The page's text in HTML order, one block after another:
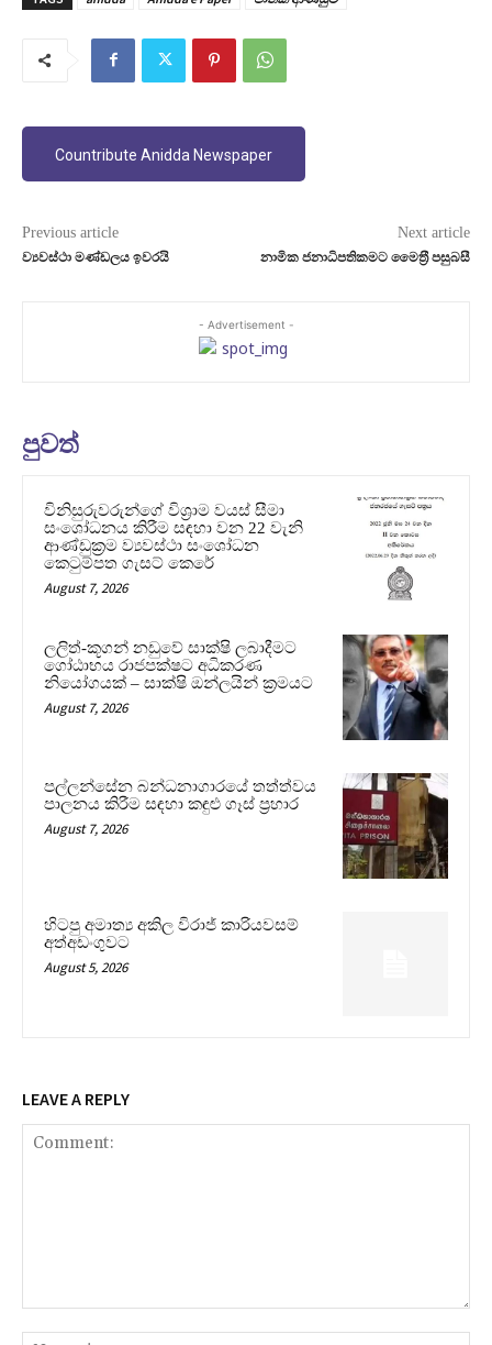
Countribute Anidda Newspaper
Previous article
ව්‍යවස්ථා මණ්ඩලය ඉවරයි
Next article
නාමික ජනාධිපතිකමට මෛත‍්‍රී පසුබසී
- Advertisement -
පුවත්
විනිසුරුවරුන්ගේ විශ්‍රාම වයස් සීමා
සංශෝධනය කිරීම සඳහා වන 22 වැනි
ආණ්ඩුක්‍රම ව්‍යවස්ථා සංශෝධන
කෙටුම්පත ගැසට් කෙරේ
August 7, 2026
ලලිත්-කූගන් නඩුවේ සාක්ෂි ලබාදීමට
ගෝඨාභය රාජපක්ෂට අධිකරණ
නියෝගයක් – සාක්ෂි ඔන්ලයින් ක්‍රමයට
August 7, 2026
පල්ලන්සේන බන්ධනාගාරයේ තත්ත්වය
පාලනය කිරීම සඳහා කඳුළු ගෑස් ප්‍රහාර
August 7, 2026
හිටපු අමාත්‍ය අකිල විරාජ් කාරියවසම්
අත්අඩංගුවට
August 5, 2026
LEAVE A REPLY